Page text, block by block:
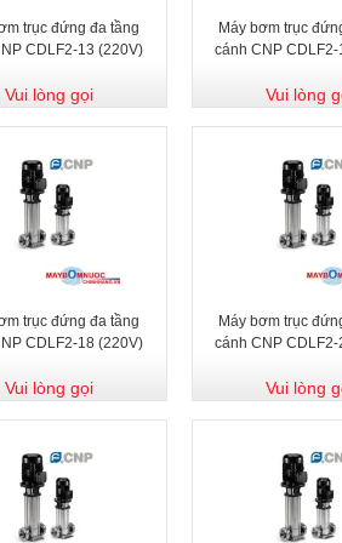
trục đứng đa tầng
CDLF2-13 (220V)
Vui lòng gọi
Máy bơm trục
cánh CNP
Vui lòng
trục đứng đa tầng
CDLF2-18 (220V)
Vui lòng gọi
Máy bơm trục
cánh CNP
Vui lòng